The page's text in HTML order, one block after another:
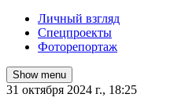
Личный взгляд
Спецпроекты
Фоторепортаж
Show menu
31 октября 2024 г., 18:25